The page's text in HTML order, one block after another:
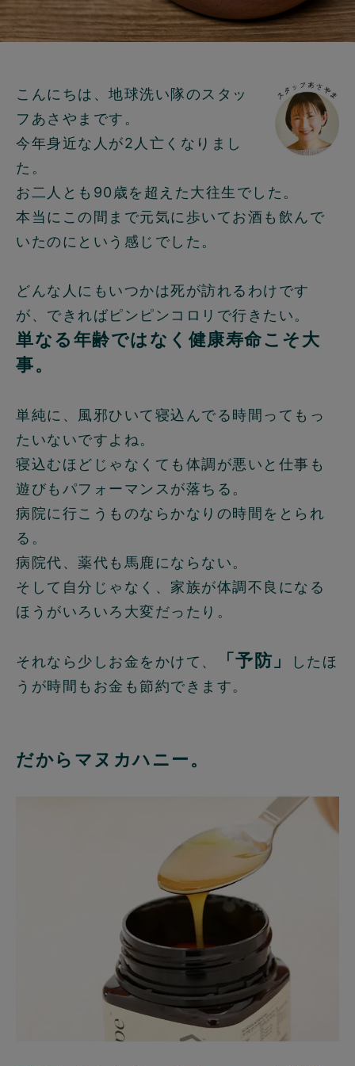
こんにちは、地球洗い隊のスタッ
フあさやまです。
今年身近な人が2人亡くなりまし
た。
お二人とも90歳を超えた大往生でした。
本当にこの間まで元気に歩いてお酒も飲んで
いたのにという感じでした。
どんな人にもいつかは死が訪れるわけです
が、できればピンピンコロリで行きたい。
単なる年齢ではなく健康寿命こそ大
事。
単純に、風邪ひいて寝込んでる時間ってもっ
たいないですよね。
寝込むほどじゃなくても体調が悪いと仕事も
遊びもパフォーマンスが落ちる。
病院に行こうものならかなりの時間をとられ
る。
病院代、薬代も馬鹿にならない。
そして自分じゃなく、家族が体調不良になる
ほうがいろいろ大変だったり。
それなら少しお金をかけて、 「予防」
したほ
うが時間もお金も節約できます。
だからマヌカハニー。